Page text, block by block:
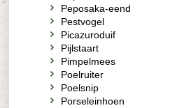
Peposaka-eend
Pestvogel
Picazuroduif
Pijlstaart
Pimpelmees
Poelruiter
Poelsnip
Porseleinhoen